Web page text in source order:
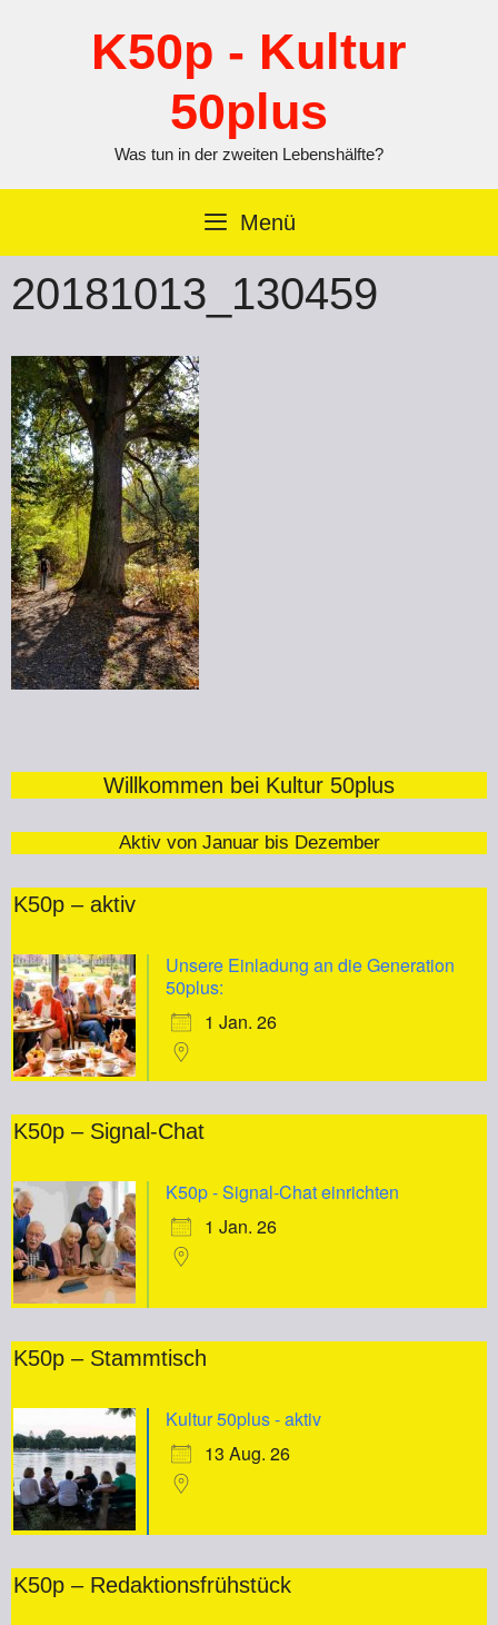
K50p - Kultur
50plus
Was tun in der zweiten Lebenshälfte?
Menü
20181013_130459
Willkommen bei Kultur 50plus
Aktiv von Januar bis Dezember
K50p – aktiv
Unsere Einladung an die Generation
50plus:
1 Jan. 26
K50p – Signal-Chat
K50p - Signal-Chat einrichten
1 Jan. 26
K50p – Stammtisch
Kultur 50plus - aktiv
13 Aug. 26
K50p – Redaktionsfrühstück